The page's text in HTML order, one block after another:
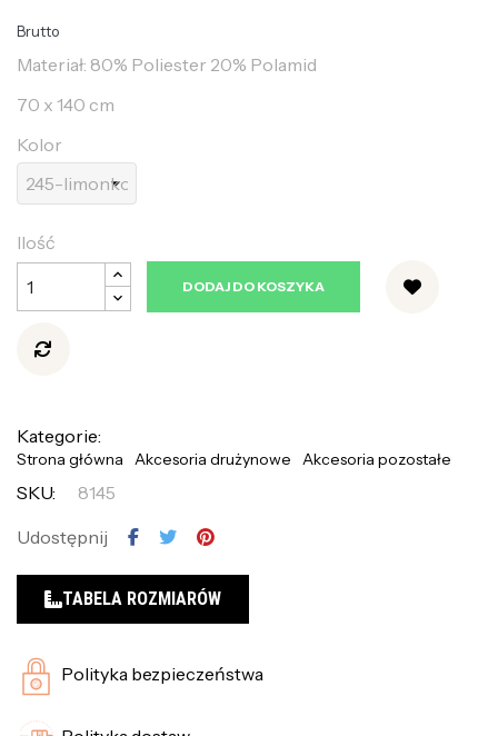
Brutto
Materiał: 80% Poliester 20% Polamid
70 x 140 cm
Kolor
Ilość
DODAJ DO KOSZYKA
Kategorie:
Strona główna Akcesoria drużynowe Akcesoria pozostałe
SKU:
8145
Udostępnij
TABELA ROZMIARÓW
Polityka bezpieczeństwa